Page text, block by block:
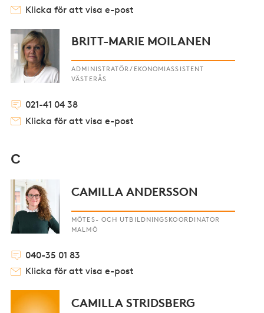
Klicka för att visa e-post
BRITT-MARIE MOILANEN
ADMINISTRATÖR/EKONOMIASSISTENT
VÄSTERÅS
021-41 04 38
Klicka för att visa e-post
C
CAMILLA ANDERSSON
MÖTES- OCH UTBILDNINGSKOORDINATOR
MALMÖ
040-35 01 83
Klicka för att visa e-post
CAMILLA STRIDSBERG